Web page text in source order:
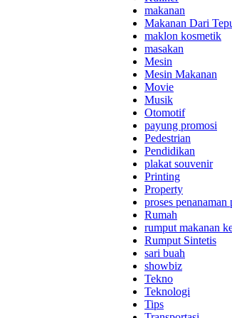
makanan
Makanan Dari
maklon kosmetik
masakan
Mesin
Mesin Makanan
Movie
Musik
Otomotif
payung promosi
Pedestrian
Pendidikan
plakat souvenir
Printing
Property
proses penanaman
Rumah
rumput makanan
Rumput Sintetis
sari buah
showbiz
Tekno
Teknologi
Tips